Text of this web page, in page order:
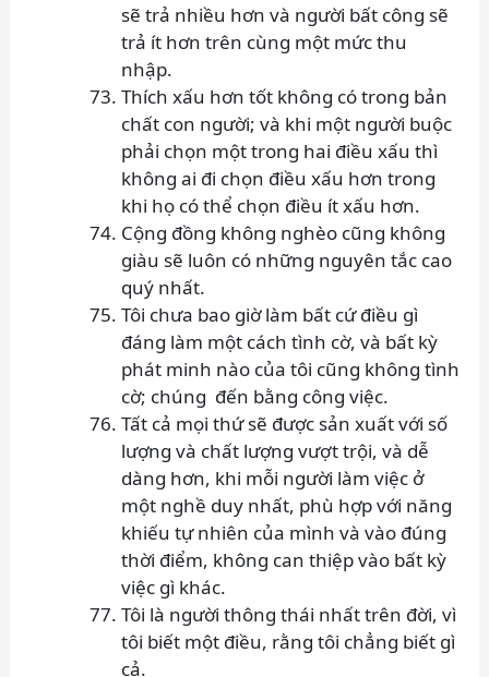
sẽ trả nhiều hơn và người bất công sẽ
trả ít hơn trên cùng một mức thu
nhập.
Thích xấu hơn tốt không có trong bản
chất con người; và khi một người buộc
phải chọn một trong hai điều xấu thì
không ai đi chọn điều xấu hơn trong
khi họ có thể chọn điều ít xấu hơn.
Cộng đồng không nghèo cũng không
giàu sẽ luôn có những nguyên tắc cao
quý nhất.
Tôi chưa bao giờ làm bất cứ điều gì
đáng làm một cách tình cờ, và bất kỳ
phát minh nào của tôi cũng không tình
cờ; chúng đến bằng công việc.
Tất cả mọi thứ sẽ được sản xuất với số
lượng và chất lượng vượt trội, và dễ
dàng hơn, khi mỗi người làm việc ở
một nghề duy nhất, phù hợp với năng
khiếu tự nhiên của mình và vào đúng
thời điểm, không can thiệp vào bất kỳ
việc gì khác.
Tôi là người thông thái nhất trên đời, vì
tôi biết một điều, rằng tôi chẳng biết gì
cả.